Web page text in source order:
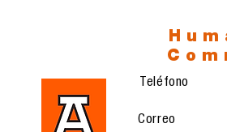
Teléfono
Correo